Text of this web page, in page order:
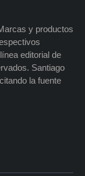
y productos
editorial de
Santiago
la fuente